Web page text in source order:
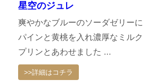
星空のジュレ
爽やかなブルーのソーダゼリーに
パインと黄桃を入れ濃厚なミルク
プリンとあわせました ...
>>詳細はコチラ